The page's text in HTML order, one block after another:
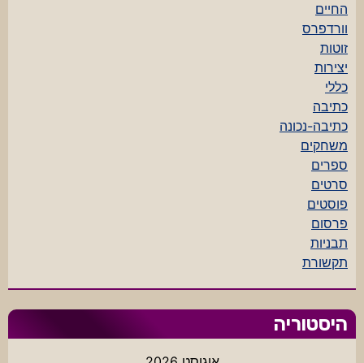
החיים
וורדפרס
זוטות
יצירות
כללי
כתיבה
כתיבה-נכונה
משחקים
ספרים
סרטים
פוסטים
פרסום
תבניות
תקשורת
היסטוריה